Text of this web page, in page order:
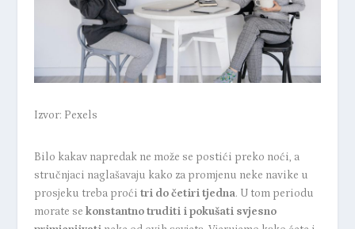
Izvor: Pexels
Bilo kakav napredak ne može se postići preko noći, a
stručnjaci naglašavaju kako za promjenu neke navike u
prosjeku treba proći tri do četiri tjedna. U tom periodu
morate se konstantno truditi i pokušati svjesno